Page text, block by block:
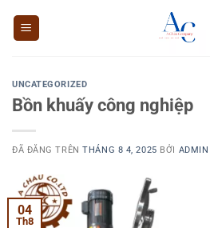
UNCATEGORIZED
Bồn khuấy công nghiệp
ĐÃ ĐĂNG TRÊNTHÁNG 8 4, 2025 BỞI ADMIN
04
Th8